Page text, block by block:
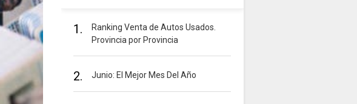
1.
Ranking Venta de Autos Usados.
Provincia por Provincia
2. Junio: El Mejor Mes Del Año